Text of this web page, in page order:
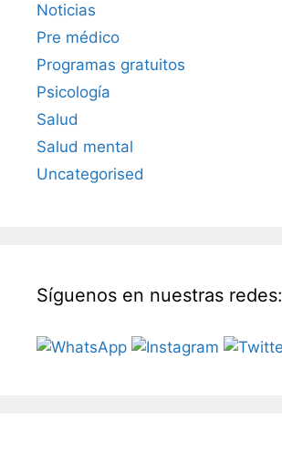
Noticias
Pre médico
Programas gratuitos
Psicología
Salud
Salud mental
Uncategorised
Síguenos en nuestras redes: